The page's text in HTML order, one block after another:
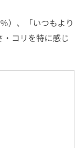
）、「いつもより
コリを特に感じ